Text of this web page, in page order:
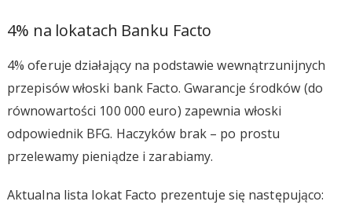
4% na lokatach Banku Facto
4% oferuje działający na podstawie wewnątrzunijnych
przepisów włoski bank Facto. Gwarancje środków (do
równowartości 100 000 euro) zapewnia włoski
odpowiednik BFG. Haczyków brak – po prostu
przelewamy pieniądze i zarabiamy.
Aktualna lista lokat Facto prezentuje się następująco: